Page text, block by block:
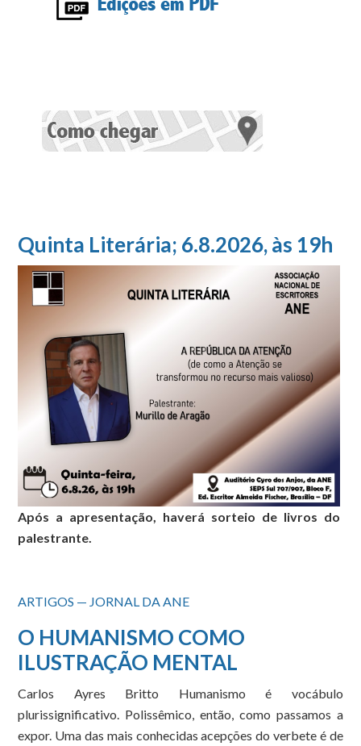
Quinta Literária; 6.8.2026, às 19h
Após a apresentação, haverá sorteio de livros do
palestrante.
ARTIGOS — JORNAL DA ANE
O HUMANISMO COMO
ILUSTRAÇÃO MENTAL
Carlos Ayres Britto Humanismo é vocábulo
plurissignificativo. Polissêmico, então, como passamos a
expor. Uma das mais conhecidas acepções do verbete é de